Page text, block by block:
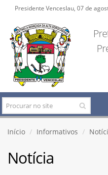
Presidente Venceslau, 07 de
Início Informativos
Notícia